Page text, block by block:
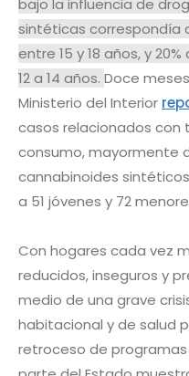
bajo la influencia de
sintéticas correspondía
entre 15 y 18 años, y
12 a 14 años. Doce
Ministerio del Interior
casos relacionados con
consumo, mayormente
cannabinoides
a 51 jóvenes y 72
Con hogares cada vez
reducidos, inseguros y
medio de una grave
habitacional y de salud
retroceso de